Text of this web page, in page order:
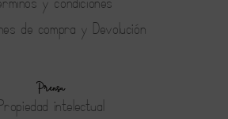
de compra y Devolución
Prensa
intelectual